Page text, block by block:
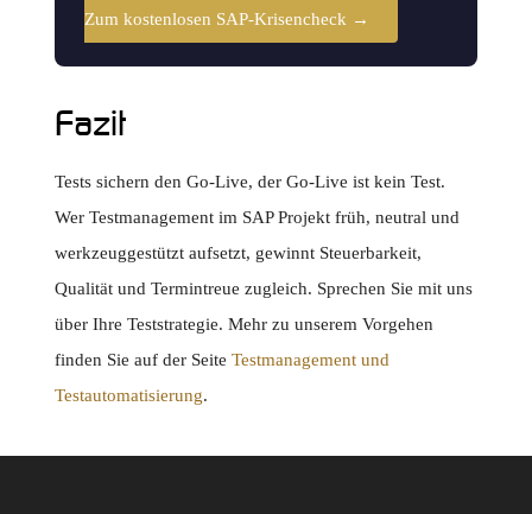
Zum kostenlosen SAP-Krisencheck →
Fazit
Tests sichern den Go-Live, der Go-Live ist kein Test.
Wer Testmanagement im SAP Projekt früh, neutral und
werkzeuggestützt aufsetzt, gewinnt Steuerbarkeit,
Qualität und Termintreue zugleich. Sprechen Sie mit uns
über Ihre Teststrategie. Mehr zu unserem Vorgehen
finden Sie auf der Seite Testmanagement und
Testautomatisierung.